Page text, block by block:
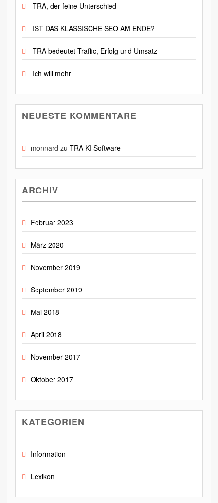
TRA, der feine Unterschied
IST DAS KLASSISCHE SEO AM ENDE?
TRA bedeutet Traffic, Erfolg und Umsatz
Ich will mehr
NEUESTE KOMMENTARE
monnard zu TRA KI Software
ARCHIV
Februar 2023
März 2020
November 2019
September 2019
Mai 2018
April 2018
November 2017
Oktober 2017
KATEGORIEN
Information
Lexikon